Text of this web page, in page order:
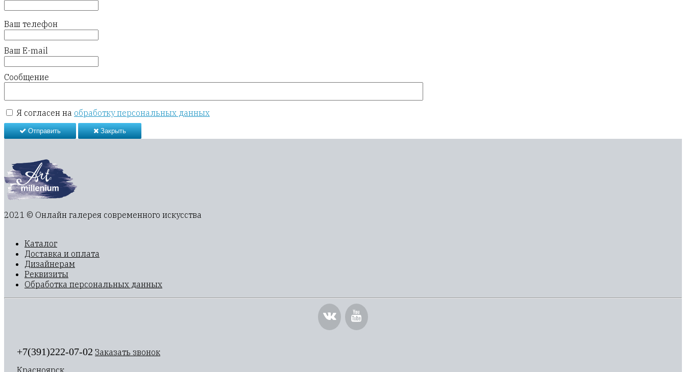
Ваш телефон
Ваш E-mail
Сообщение
Я согласен на обработку персональных данных
Отправить Закрыть
2021 © Онлайн галерея современного искусства
Каталог
Доставка и оплата
Дизайнерам
Реквизиты
Обработка персональных данных
+7(391)222-07-02 Заказать звонок
Красноярск